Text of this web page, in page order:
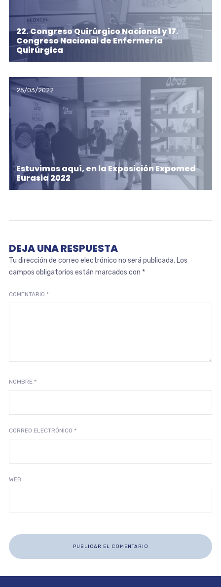
22. Congreso Quirúrgico Nacional y 17.
Congreso Nacional de Enfermería
Quirúrgica
25/03/2022
Estuvimos aquí, en la Exposición Expomed
Eurasia 2022
DEJA UNA RESPUESTA
Tu dirección de correo electrónico no será publicada. Los
campos obligatorios están marcados con *
COMENTARIO *
NOMBRE *
CORREO ELECTRÓNICO *
WEB